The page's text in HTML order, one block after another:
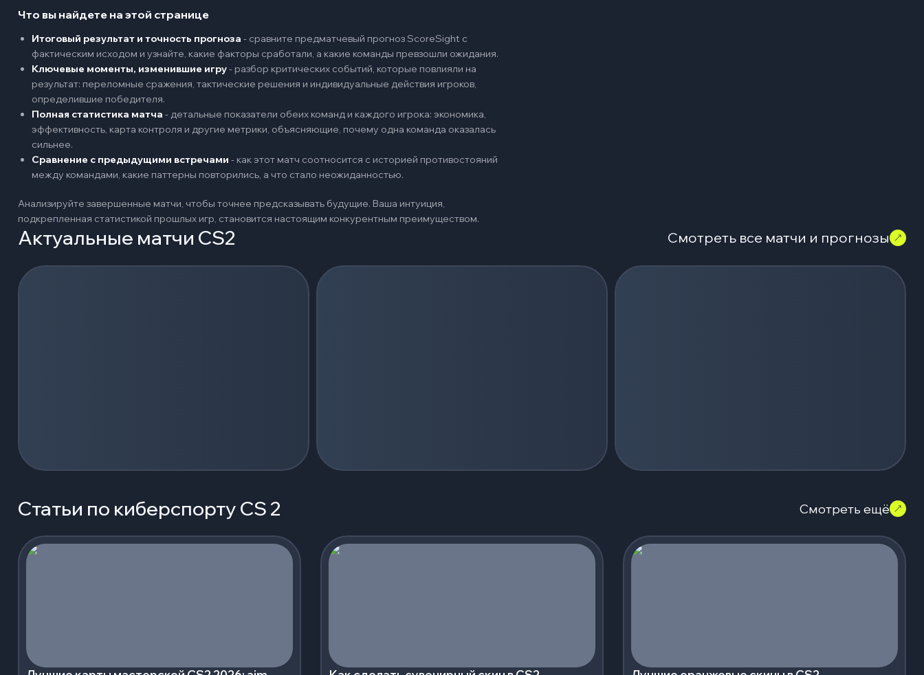
Что вы найдете на этой странице
Итоговый результат и точность прогноза - сравните предматчевый прогноз ScoreSight с
фактическим исходом и узнайте, какие факторы сработали, а какие команды превзошли ожидания.
Ключевые моменты, изменившие игру- разбор критических событий, которые повлияли на
результат: переломные сражения, тактические решения и индивидуальные действия игроков,
определившие победителя.
Полная статистика матча - детальные показатели обеих команд и каждого игрока: экономика,
эффективность, карта контроля и другие метрики, объясняющие, почему одна команда оказалась
сильнее.
Сравнение с предыдущими встречами - как этот матч соотносится с историей противостояний
между командами, какие паттерны повторились, а что стало неожиданностью.
Анализируйте завершенные матчи, чтобы точнее предсказывать будущие. Ваша интуиция,
подкрепленная статистикой прошлых игр, становится настоящим конкурентным преимуществом.
Актуальные матчи CS2 Смотреть все матчи и прогнозы
Загрузка событий...
Статьи по киберспорту CS 2 Смотреть ещё